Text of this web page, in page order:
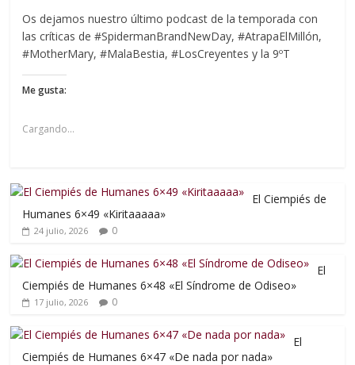
Os dejamos nuestro último podcast de la temporada con
las críticas de #SpidermanBrandNewDay, #AtrapaElMillón,
#MotherMary, #MalaBestia, #LosCreyentes y la 9ºT
Me gusta:
Cargando...
El Ciempiés de
Humanes 6×49 «Kiritaaaaa»
24 julio, 2026 0
El
Ciempiés de Humanes 6×48 «El Síndrome de Odiseo»
17 julio, 2026 0
El
Ciempiés de Humanes 6×47 «De nada por nada»